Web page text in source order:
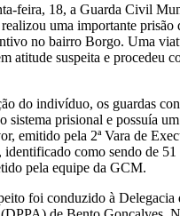
feira, 18, a Guarda Civil
uma importante prisão
no bairro Borgo. Uma
atitude suspeita e procedeu
do indivíduo, os guardas
sistema prisional e possuía
emitido pela 2ª Vara de
como sendo de 51
pela equipe da GCM.
foi conduzido à Delegacia